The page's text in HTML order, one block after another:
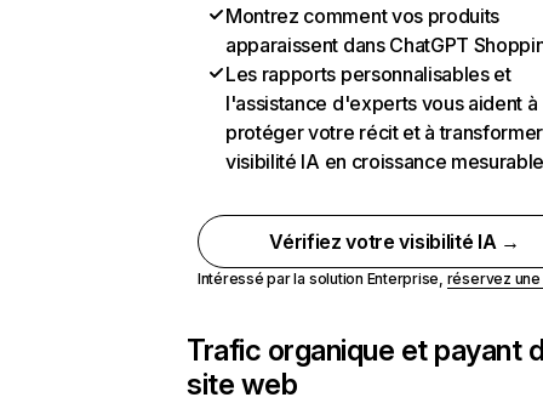
Montrez comment vos produits
apparaissent dans ChatGPT
Les rapports personnalisables et
l'assistance d'experts vous aident à
protéger votre récit et à
visibilité IA en croissance
Vérifiez votre visibilité IA →
Intéressé par la solution Enterprise, réservez
Trafic organique et payant
site web